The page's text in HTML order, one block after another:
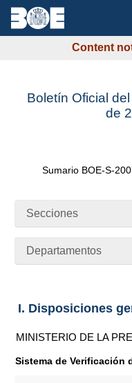
Content
Boletín Oficial
de
Sumario BOE-S-
Secciones
Departamentos
I. Disposiciones
MINISTERIO DE LA
Sistema de Verificación